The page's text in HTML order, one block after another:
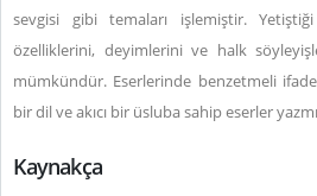
sevgisi gibi temaları işlemiştir.
özelliklerini, deyimlerini ve halk
mümkündür. Eserlerinde benzetmeli
bir dil ve akıcı bir üsluba sahip eserler
Kaynakça